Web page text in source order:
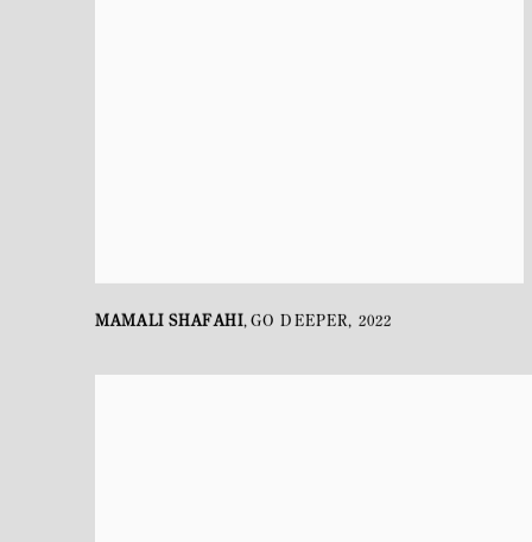
MAMALI SHAFAHI, GO DEEPER, 2022